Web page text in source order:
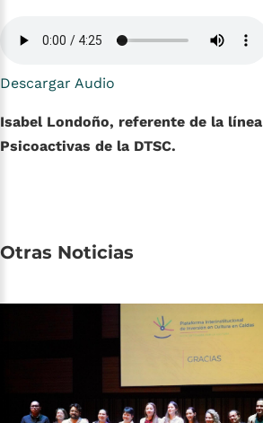
Descargar Audio
Isabel Londoño, referente de la
Psicoactivas de la DTSC.
Otras Noticias